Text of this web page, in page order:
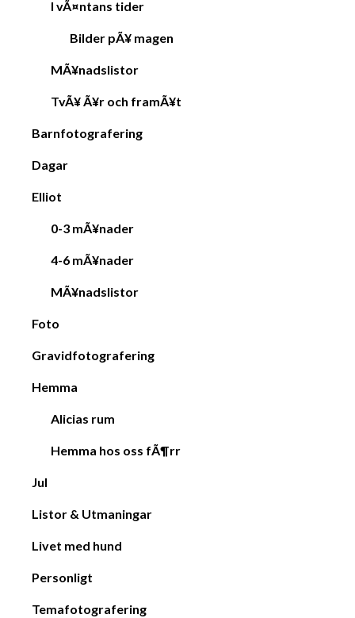
I vÃ¤ntans tider
Bilder pÃ¥ magen
MÃ¥nadslistor
TvÃ¥ Ã¥r och framÃ¥t
Barnfotografering
Dagar
Elliot
0-3 mÃ¥nader
4-6 mÃ¥nader
MÃ¥nadslistor
Foto
Gravidfotografering
Hemma
Alicias rum
Hemma hos oss fÃ¶rr
Jul
Listor & Utmaningar
Livet med hund
Personligt
Temafotografering